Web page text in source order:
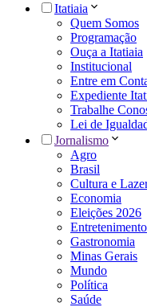
Itatiaia
Quem Somos
Programação
Ouça a Itatiaia
Institucional
Entre em
Expediente
Trabalhe
Lei de
Jornalismo
Agro
Brasil
Cultura e
Economia
Eleições 2026
Entretenimento
Gastronomia
Minas Gerais
Mundo
Política
Saúde